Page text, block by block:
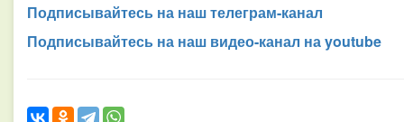
Подписывайтесь на наш телеграм-канал
Подписывайтесь на наш видео-канал на youtube